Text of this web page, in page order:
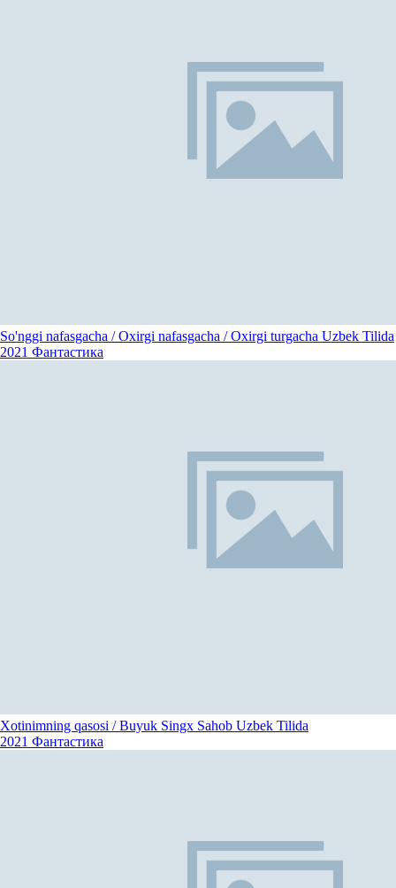
So'nggi nafasgacha / Oxirgi nafasgacha / Oxirgi turgacha Uzbek Tilida
2021 Фантастика
Xotinimning qasosi / Buyuk Singx Sahob Uzbek Tilida
2021 Фантастика